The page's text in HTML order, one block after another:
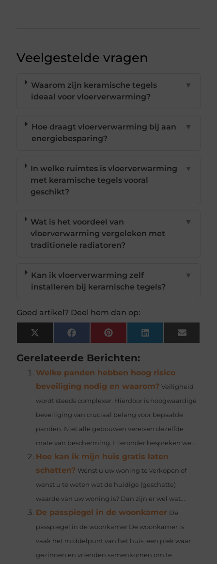
Veelgestelde vragen
Waarom zijn keramische tegels
ideaal voor vloerverwarming?
▼
Hoe draagt vloerverwarming bij aan
energiebesparing?
▼
In welke ruimtes is vloerverwarming
met keramische tegels vooral
geschikt?
▼
Wat is het voordeel van
vloerverwarming vergeleken met
traditionele radiatoren?
▼
Kan ik vloerverwarming zelf
installeren bij keramische tegels?
▼
Goed artikel? Deel hem dan op:
X
(Twitter)
FacebookPinterestLinkedInEmail
Gerelateerde Berichten:
Welke panden hebben hoog risico
beveiliging nodig en waarom? Veiligheid
wordt steeds complexer. Hierdoor is hoogwaardige
beveiliging van cruciaal belang voor bepaalde
panden. Niet alle gebouwen vereisen dezelfde
mate van bescherming. Hieronder bespreken we...
Hoe kan ik mijn huis gratis laten
schatten? Wenst u uw woning te verkopen of
wenst u te weten wat de huidige (geschatte)
waarde van uw woning is? Dan zijn er wel wat...
De passpiegel in de woonkamer De
passpiegel in de woonkamer De woonkamer is
vaak het middelpunt van het huis, een plek waar
gezinnen en vrienden samenkomen om te